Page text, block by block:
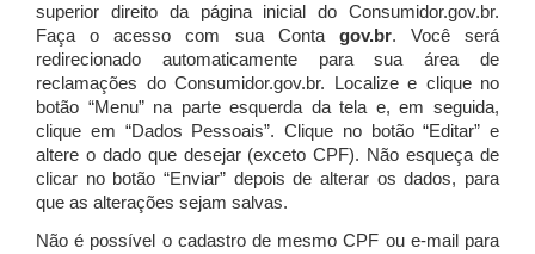
superior direito da página inicial do Consumidor.gov.br.
Faça o acesso com sua Conta gov.br. Você será
redirecionado automaticamente para sua área de
reclamações do Consumidor.gov.br.
Localize e clique no
botão “Menu” na parte esquerda da tela e, em seguida,
clique em “Dados Pessoais”. Clique no botão “Editar” e
altere o dado que desejar (exceto CPF). Não esqueça de
clicar no botão “Enviar” depois de alterar os dados, para
que as alterações sejam salvas.
Não é possível o cadastro de mesmo CPF ou e-mail para